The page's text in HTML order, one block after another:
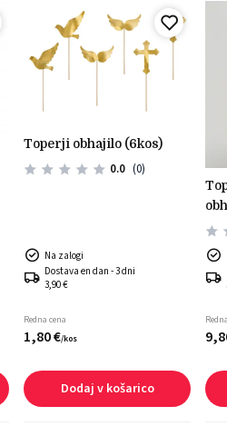
toperji obhajilo (6kos)
0.0 (0)
Na zalogi
Dostava en dan - 3 dni
3,90 €
Redna cena
1,80€/kos
Dodaj v košarico
topper lesen prvo sveto
9,